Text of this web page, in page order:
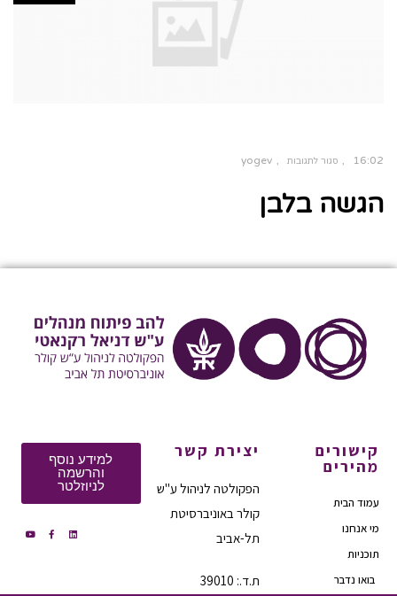
16:02 סגור לתגובות yogev
הגשה בלבן
קישורים
מהירים
עמוד הבית
מי אנחנו
תוכניות
בואו נדבר
יצירת קשר
הפקולטה לניהול ע"ש
קולר באוניברסיטת
תל-אביב
ת.ד.: 39010
למידע נוסף
והרשמה
לניוזלטר